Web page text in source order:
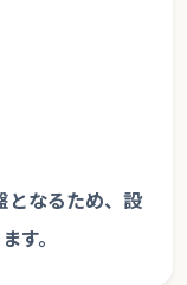
となるため、設
す。